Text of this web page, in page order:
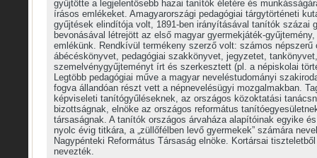
gyűjtötte a legjelentősebb hazai tanítók életére és
írásos emlékeket. Amagyarországi pedagógiai tárgytörténeti
gyűjtések elindítója volt, 1891-ben irányításával tanítók százai
bevonásával létrejött az első magyar gyermekjáték-
emlékünk. Rendkívül termékeny szerző volt: számos népszerű
ábécéskönyvet, pedagógiai szakkönyvet, jegyzetet,
szemelvénygyűjteményt írt és szerkesztett (pl. a népiskolai
Legtöbb pedagógiai műve a magyar neveléstudományi
fogva állandóan részt vett a népnevelésügyi mozgalmakban.
képviseleti tanítógyűléseknek, az országos közoktatási
bizottságnak, elnöke az országos református
társaságnak. A tanítók országos árvaháza alapítóinak egyike
nyolc évig titkára, a „züllőfélben levő gyermekek” számára
Nagypénteki Református Társaság elnöke. Kortársai
nevezték.